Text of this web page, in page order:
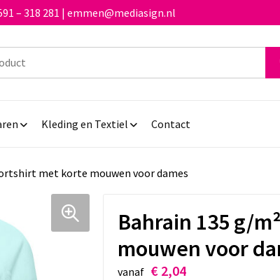
– 318 281 | emmen@mediasign.nl
Kleding en Textiel Contact
met korte mouwen voor dames
Bahrain 135 g/
mouwen voor
vanaf € 2,04